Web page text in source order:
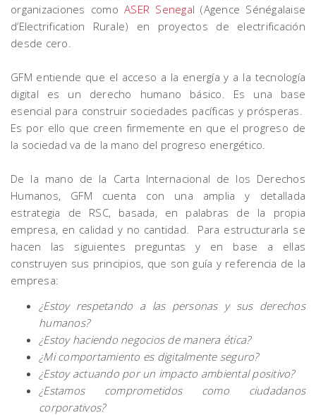
organizaciones como ASER Senegal (Agence Sénégalaise
d’Electrification Rurale) en proyectos de electrificación
desde cero.
GFM entiende que el acceso a la energía y a la tecnología
digital es un derecho humano básico. Es una base
esencial para construir sociedades pacíficas y prósperas.
Es por ello que creen firmemente en que el progreso de
la sociedad va de la mano del progreso energético.
De la mano de la Carta Internacional de los Derechos
Humanos, GFM cuenta con una amplia y detallada
estrategia de RSC, basada, en palabras de la propia
empresa, en calidad y no cantidad. Para estructurarla se
hacen las siguientes preguntas y en base a ellas
construyen sus principios, que son guía y referencia de la
empresa:
¿Estoy respetando a las personas y sus derechos
humanos?
¿Estoy haciendo negocios de manera ética?
¿Mi comportamiento es digitalmente seguro?
¿Estoy actuando por un impacto ambiental positivo?
¿Estamos comprometidos como ciudadanos
corporativos?